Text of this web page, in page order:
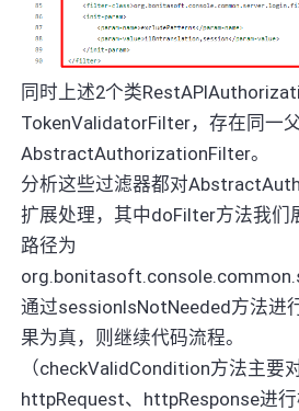
同时上述2个类
TokenValidatorFilter，存在同一
AbstractAuthorizationFilter。
分析这些过滤器都对
扩展处理，其中doFilter方法我们
路径为
通过sessionIsNotNeeded方法进
果为真，则继续代码流程。
（checkValidCondition方法主要
httpRequest、httpResponse进